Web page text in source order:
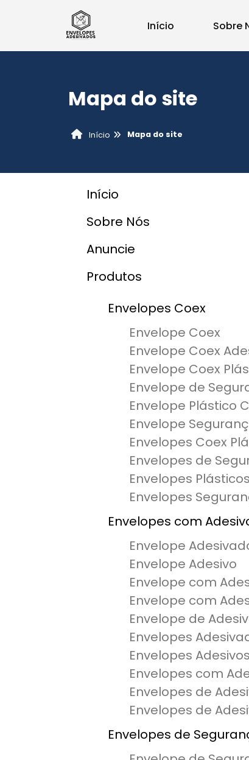
Início Sobre
Mapa do site
Início Mapa do site
Início
Sobre Nós
Anuncie
Produtos
Envelopes Coex
Envelope Coex
Envelope Coex
Envelope Coex
Envelope de
Envelope Plástico
Envelope
Envelopes Coex
Envelopes de
Envelopes
Envelopes
Envelopes com
Envelope
Envelope Adesivo
Envelope com
Envelope com
Envelope de
Envelopes
Envelopes Adesivos
Envelopes com
Envelopes de
Envelopes de
Envelopes de